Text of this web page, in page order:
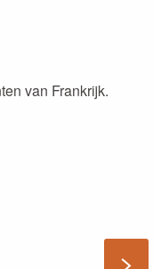
van Frankrijk.